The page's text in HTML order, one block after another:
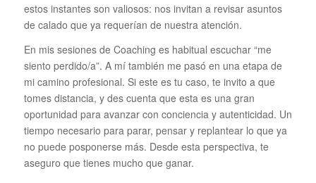
estos instantes son valiosos: nos invitan a revisar asuntos
de calado que ya requerían de nuestra atención.
En mis sesiones de Coaching es habitual escuchar “me
siento perdido/a”. A mí también me pasó en una etapa de
mi camino profesional. Si este es tu caso, te invito a que
tomes distancia, y des cuenta que esta es una gran
oportunidad para avanzar con conciencia y autenticidad. Un
tiempo necesario para parar, pensar y replantear lo que ya
no puede posponerse más. Desde esta perspectiva, te
aseguro que tienes mucho que ganar.